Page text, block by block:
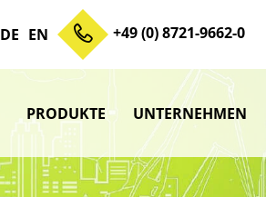
DE EN +49 (0) 8721-9662-0
Zum Inhalt springen
PRODUKTE UNTERNEHMEN